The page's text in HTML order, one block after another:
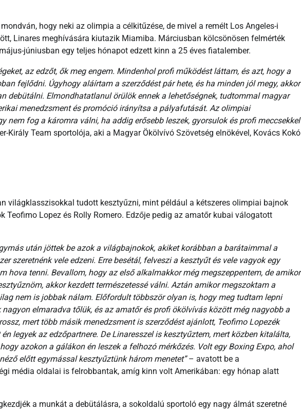
hogy neki az olimpia a célkitűzése, de mivel a remélt Los Angeles-i
Linares meghívására kiutazik Miamiba. Márciusban kölcsönösen felmérték
júniusban egy teljes hónapot edzett kinn a 25 éves fiatalember.
az edzőt, ők meg engem. Mindenhol profi működést láttam, és azt, hogy a
fejlődni. Úgyhogy aláírtam a szerződést pár hete, és ha minden jól megy, akkor
debütálni. Elmondhatatlanul örülök ennek a lehetőségnek, tudtommal magyar
menedzsment és promóció irányítsa a pályafutását. Az olimpiai
nem fog a káromra válni, ha addig erősebb leszek, gyorsulok és profi meccsekkel
Király Team sportolója, aki a Magyar Ökölvívó Szövetség elnökével, Kovács Kokó
világklasszisokkal tudott kesztyűzni, mint például a kétszeres olimpiai bajnok
Teofimo Lopez és Rolly Romero. Edzője pedig az amatőr kubai válogatott
után jöttek be azok a világbajnokok, akiket korábban a barátaimmal a
szeretnénk vele edzeni. Erre besétál, felveszi a kesztyűt és vele vagyok egy
hova tenni. Bevallom, hogy az első alkalmakkor még megszeppentem, de amikor
akkor kezdett természetessé válni. Aztán amikor megszoktam a
nem is jobbak nálam. Előfordult többször olyan is, hogy meg tudtam lepni
elmaradva tőlük, és az amatőr és profi ökölvívás között még nagyobb a
mert több másik menedzsment is szerződést ajánlott, Teofimo Lopezék
legyek az edzőpartnere. De Linaresszel is kesztyűztem, mert közben kitalálta,
azokon a gálákon én leszek a felhozó mérkőzés. Volt egy Boxing Expo, ahol
előtt egymással kesztyűztünk három menetet”– avatott be a
média oldalai is felrobbantak, amíg kinn volt Amerikában: egy hónap alatt
a munkát a debütálásra, a sokoldalú sportoló egy nagy álmát szeretné